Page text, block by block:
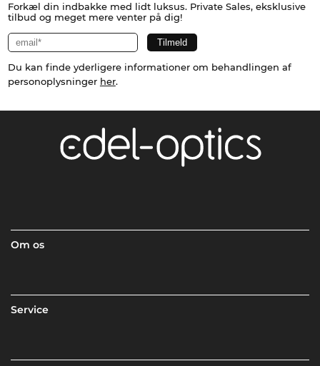
Forkæl din indbakke med lidt luksus. Private Sales, eksklusive
tilbud og meget mere venter på dig!
Du kan finde yderligere informationer om behandlingen af
personoplysninger her.
Om os
Service